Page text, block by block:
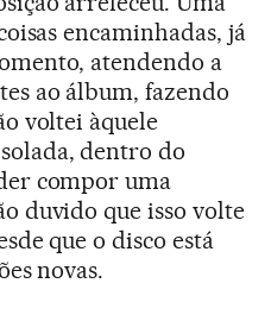
encaminhadas, já
atendendo a
ao álbum, fazendo
voltei àquele
dentro do
compor uma
duvido que isso volte
que o disco está
novas.